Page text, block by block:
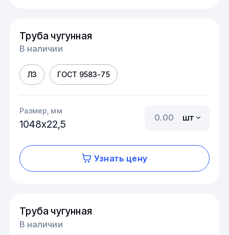
Труба чугунная
В наличии
Л3 ГОСТ 9583-75
Размер, мм
1048х22,5
шт
Узнать цену
Труба чугунная
В наличии